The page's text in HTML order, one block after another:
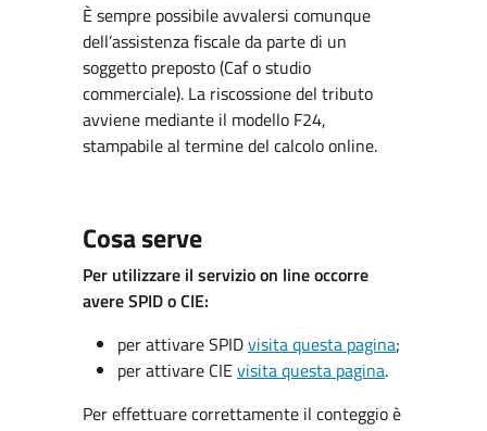
È sempre possibile avvalersi comunque
dell’assistenza fiscale da parte di un
soggetto preposto (Caf o studio
commerciale). La riscossione del tributo
avviene mediante il modello F24,
stampabile al termine del calcolo online.
Cosa serve
Per utilizzare il servizio on line occorre
avere SPID o CIE:
per attivare SPIDvisita questa pagina;
per attivare CIE visita questa pagina.
Per effettuare correttamente il conteggio è